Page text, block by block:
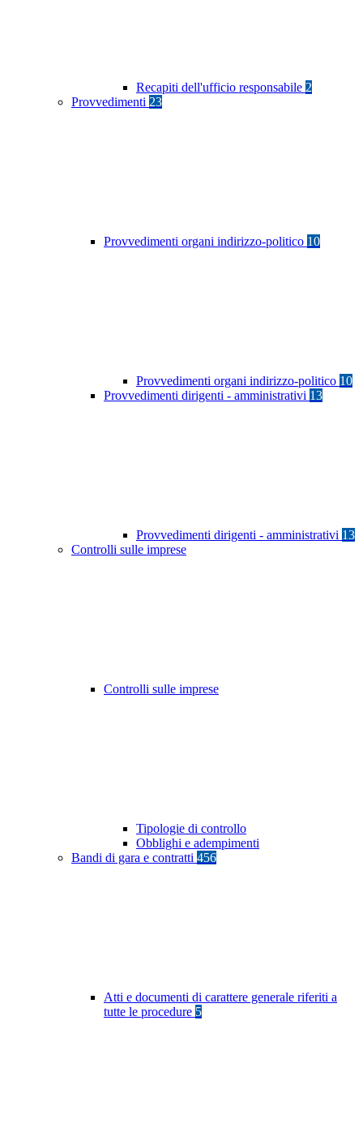
Recapiti dell'ufficio responsabile 2
Provvedimenti 23
Provvedimenti organi indirizzo-politico 10
Provvedimenti organi indirizzo-politico 10
Provvedimenti dirigenti - amministrativi 13
Provvedimenti dirigenti - amministrativi 13
Controlli sulle imprese
Controlli sulle imprese
Tipologie di controllo
Obblighi e adempimenti
Bandi di gara e contratti 456
Atti e documenti di carattere generale riferiti a
tutte le procedure 5